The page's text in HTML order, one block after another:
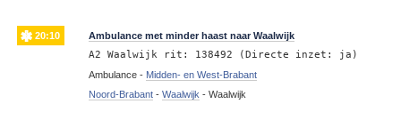
20:10 Ambulance met minder haast naar Waalwijk
A2 Waalwijk rit: 138492 (Directe inzet: ja)
Ambulance - Midden- en West-Brabant
Noord-Brabant- Waalwijk - Waalwijk